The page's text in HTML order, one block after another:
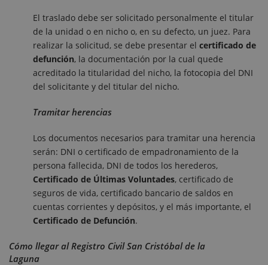
El traslado debe ser solicitado personalmente el titular
de la unidad o en nicho o, en su defecto, un juez. Para
realizar la solicitud, se debe presentar el certificado de
defunción, la documentación por la cual quede
acreditado la titularidad del nicho, la fotocopia del DNI
del solicitante y del titular del nicho.
Tramitar herencias
Los documentos necesarios para tramitar una herencia
serán: DNI o certificado de empadronamiento de la
persona fallecida, DNI de todos los herederos,
Certificado de Últimas Voluntades, certificado de
seguros de vida, certificado bancario de saldos en
cuentas corrientes y depósitos, y el más importante, el
Certificado de Defunción.
Cómo llegar al Registro Civil San Cristóbal de la
Laguna